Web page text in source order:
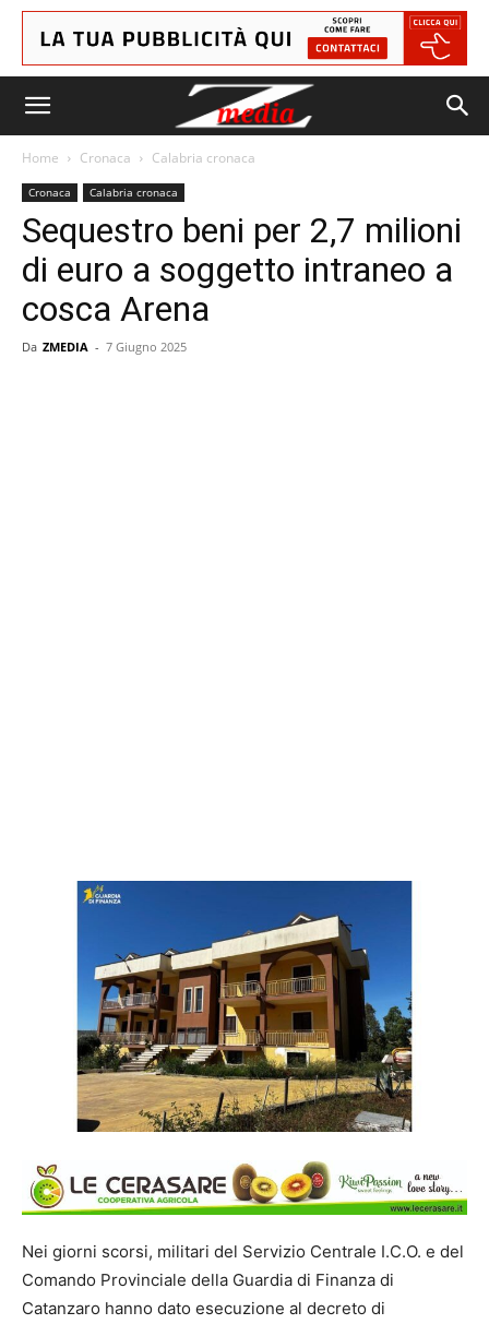
Home Cronaca Calabria cronaca
Cronaca Calabria cronaca
Sequestro beni per 2,7 milioni
di euro a soggetto intraneo a
cosca Arena
Da ZMEDIA - 7 Giugno 2025
Nei giorni scorsi, militari del Servizio Centrale I.C.O. e del
Comando Provinciale della Guardia di Finanza di
Catanzaro hanno dato esecuzione al decreto di